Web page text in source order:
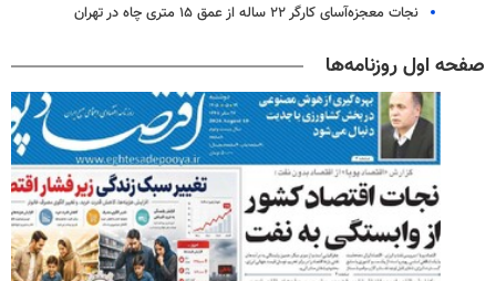
نجات معجزه‌آسای کارگر ۲۲ ساله از عمق ۱۵ متری چاه در تهران
صفحه اول روزنامه‌ها